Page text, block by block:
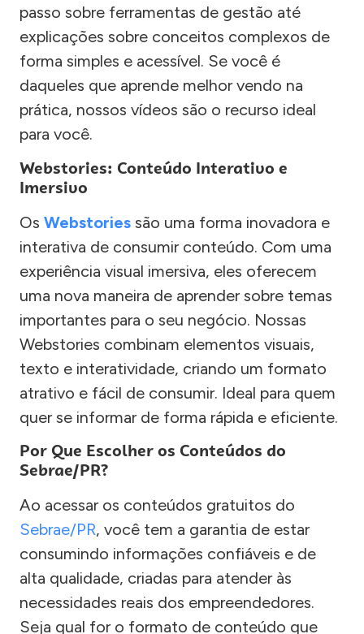
passo sobre ferramentas de gestão até
explicações sobre conceitos complexos de
forma simples e acessível. Se você é
daqueles que aprende melhor vendo na
prática, nossos vídeos são o recurso ideal
para você.
Webstories: Conteúdo Interativo e
Imersivo
Os Webstories são uma forma inovadora e
interativa de consumir conteúdo. Com uma
experiência visual imersiva, eles oferecem
uma nova maneira de aprender sobre temas
importantes para o seu negócio. Nossas
Webstories combinam elementos visuais,
texto e interatividade, criando um formato
atrativo e fácil de consumir. Ideal para quem
quer se informar de forma rápida e eficiente.
Por Que Escolher os Conteúdos do
Sebrae/PR?
Ao acessar os conteúdos gratuitos do
Sebrae/PR, você tem a garantia de estar
consumindo informações confiáveis e de
alta qualidade, criadas para atender às
necessidades reais dos empreendedores.
Seja qual for o formato de conteúdo que